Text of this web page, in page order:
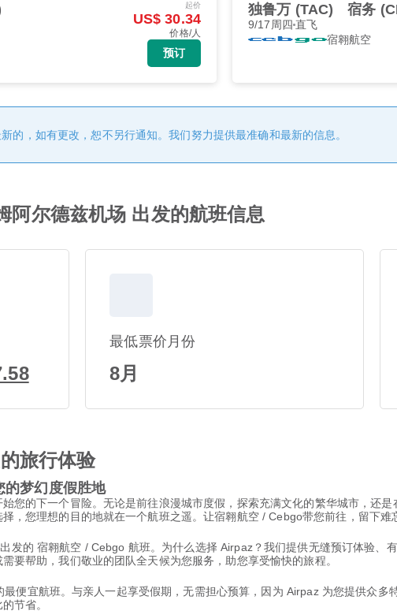
起价
US$ 30.34
价格/人
预订
独鲁万 (TAC) 宿务
9/17周四 直飞
宿翱航空
的，如有更改，恕不另行通知。我们努力提供最准确和最新的信息。
阿尔德兹机场 出发的航班信息
最低票价月份
8月
旅行体验
的梦幻度假胜地
始您的下一个冒险。无论是前往浪漫城市度假，探索充满文化的繁华城市，还
，您理想的目的地就在一个航班之遥。让宿翱航空 / Cebgo带您前往，留下难
发的 宿翱航空 / Cebgo 航班。为什么选择 Airpaz？我们提供无缝预订体验、
要帮助，我们敬业的团队全天候为您服务，助您享受愉快的旅程。
便宜航班。与亲人一起享受假期，无需担心预算，因为 Airpaz 为您提供众多
节省。